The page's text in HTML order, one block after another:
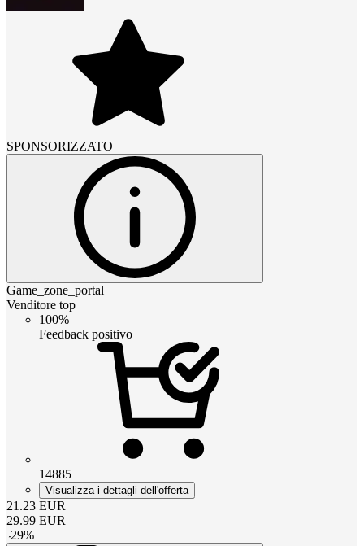
SPONSORIZZATO
Game_zone_portal
Venditore top
100%
Feedback positivo
14885
Visualizza i dettagli dell'offerta
21.23 EUR
29.99 EUR
-29%